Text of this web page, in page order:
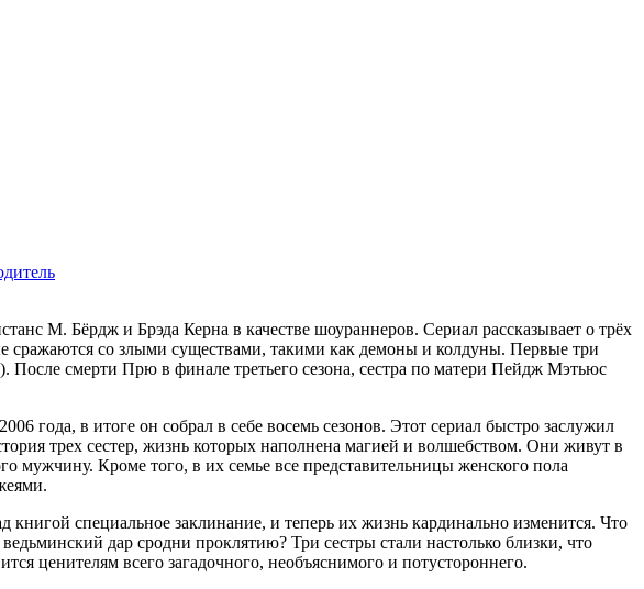
М. Бёрдж и Брэда Керна в качестве шоураннеров. Сериал рассказывает о трёх
сражаются со злыми существами, такими как демоны и колдуны. Первые три
смерти Прю в финале третьего сезона, сестра по матери Пейдж Мэтьюс
года, в итоге он собрал в себе восемь сезонов. Этот сериал быстро заслужил
трех сестер, жизнь которых наполнена магией и волшебством. Они живут в
мужчину. Кроме того, в их семье все представительницы женского пола
специальное заклинание, и теперь их жизнь кардинально изменится. Что
дар сродни проклятию? Три сестры стали настолько близки, что
ценителям всего загадочного, необъяснимого и потустороннего.